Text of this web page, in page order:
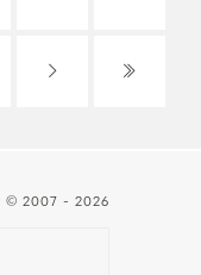
© 2007 - 2026